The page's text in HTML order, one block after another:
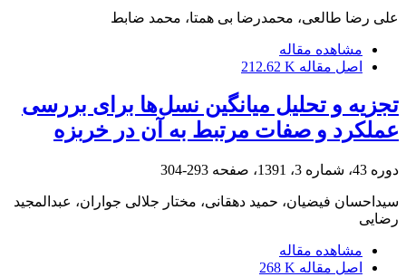
علی رضا طالعی، محمدرضا بی همتا، محمد ضابط
مشاهده مقاله
اصل مقاله 212.62 K
تجزیه و تحلیل میانگین نسل‌ها برای بررسی
عملکرد و صفات مرتبط به آن در خربزه
دوره 43، شماره 3، 1391، صفحه 293-304
سیداحسان فیضیان، حمید دهقانی، مختار جلالی جواران، عبدالمجید
رضایی
مشاهده مقاله
اصل مقاله 268 K